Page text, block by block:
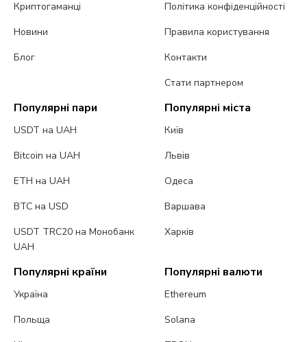
Криптогаманці
Новини
Блог
Політика конфіденційності
Правила користування
Контакти
Стати партнером
Популярні пари
USDT на UAH
Bitcoin на UAH
ETH на UAH
BTC на USD
USDT TRC20 на Монобанк
UAH
Популярні міста
Київ
Львів
Одеса
Варшава
Харків
Популярні країни
Україна
Польща
Популярні валюти
Ethereum
Solana